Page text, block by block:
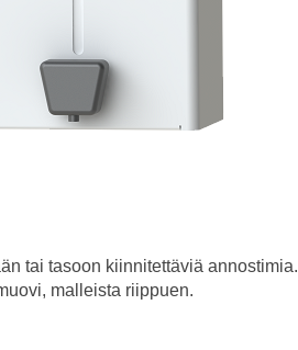
tai tasoon kiinnitettäviä annostimia.
malleista riippuen.